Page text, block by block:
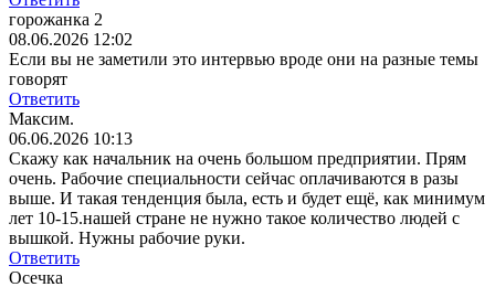
горожанка 2
08.06.2026 12:02
Если вы не заметили это интервью вроде они на разные темы
говорят
Ответить
Максим.
06.06.2026 10:13
Скажу как начальник на очень большом предприятии. Прям
очень. Рабочие специальности сейчас оплачиваются в разы
выше. И такая тенденция была, есть и будет ещё, как минимум
лет 10-15.нашей стране не нужно такое количество людей с
вышкой. Нужны рабочие руки.
Ответить
Осечка